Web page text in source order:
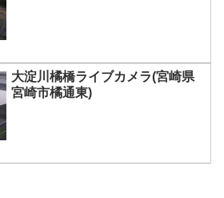
大淀川橘橋ライブカメラ(宮崎県
宮崎市橘通東)